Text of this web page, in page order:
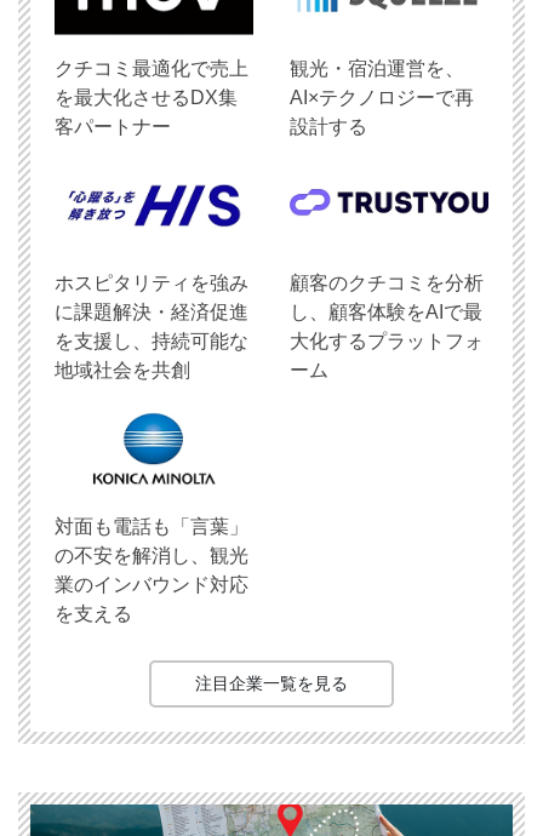
クチコミ最適化で売上
を最大化させるDX集
客パートナー
観光・宿泊運営を、
AI×テクノロジーで再
設計する
ホスピタリティを強み
に課題解決・経済促進
を支援し、持続可能な
地域社会を共創
顧客のクチコミを分析
し、顧客体験をAIで最
大化するプラットフォ
ーム
対面も電話も「言葉」
の不安を解消し、観光
業のインバウンド対応
を支える
注目企業一覧を見る